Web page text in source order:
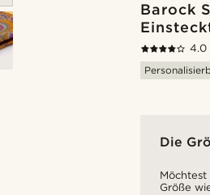
Barock
4.0
Die
Größe